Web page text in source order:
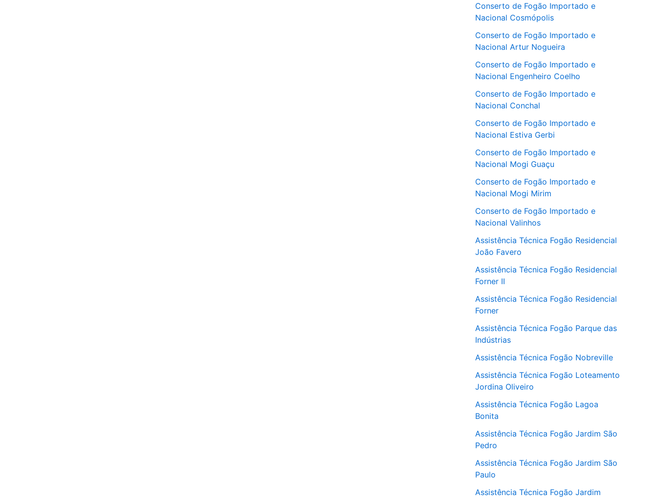
Conserto de Fogão Importado e
Nacional Cosmópolis
Conserto de Fogão Importado e
Nacional Artur Nogueira
Conserto de Fogão Importado e
Nacional Engenheiro Coelho
Conserto de Fogão Importado e
Nacional Conchal
Conserto de Fogão Importado e
Nacional Estiva Gerbi
Conserto de Fogão Importado e
Nacional Mogi Guaçu
Conserto de Fogão Importado e
Nacional Mogi Mirim
Conserto de Fogão Importado e
Nacional Valinhos
Assistência Técnica Fogão Residencial
João Favero
Assistência Técnica Fogão Residencial
Forner II
Assistência Técnica Fogão Residencial
Forner
Assistência Técnica Fogão Parque das
Indústrias
Assistência Técnica Fogão Nobreville
Assistência Técnica Fogão Loteamento
Jordina Oliveiro
Assistência Técnica Fogão Lagoa
Bonita
Assistência Técnica Fogão Jardim São
Pedro
Assistência Técnica Fogão Jardim São
Paulo
Assistência Técnica Fogão Jardim